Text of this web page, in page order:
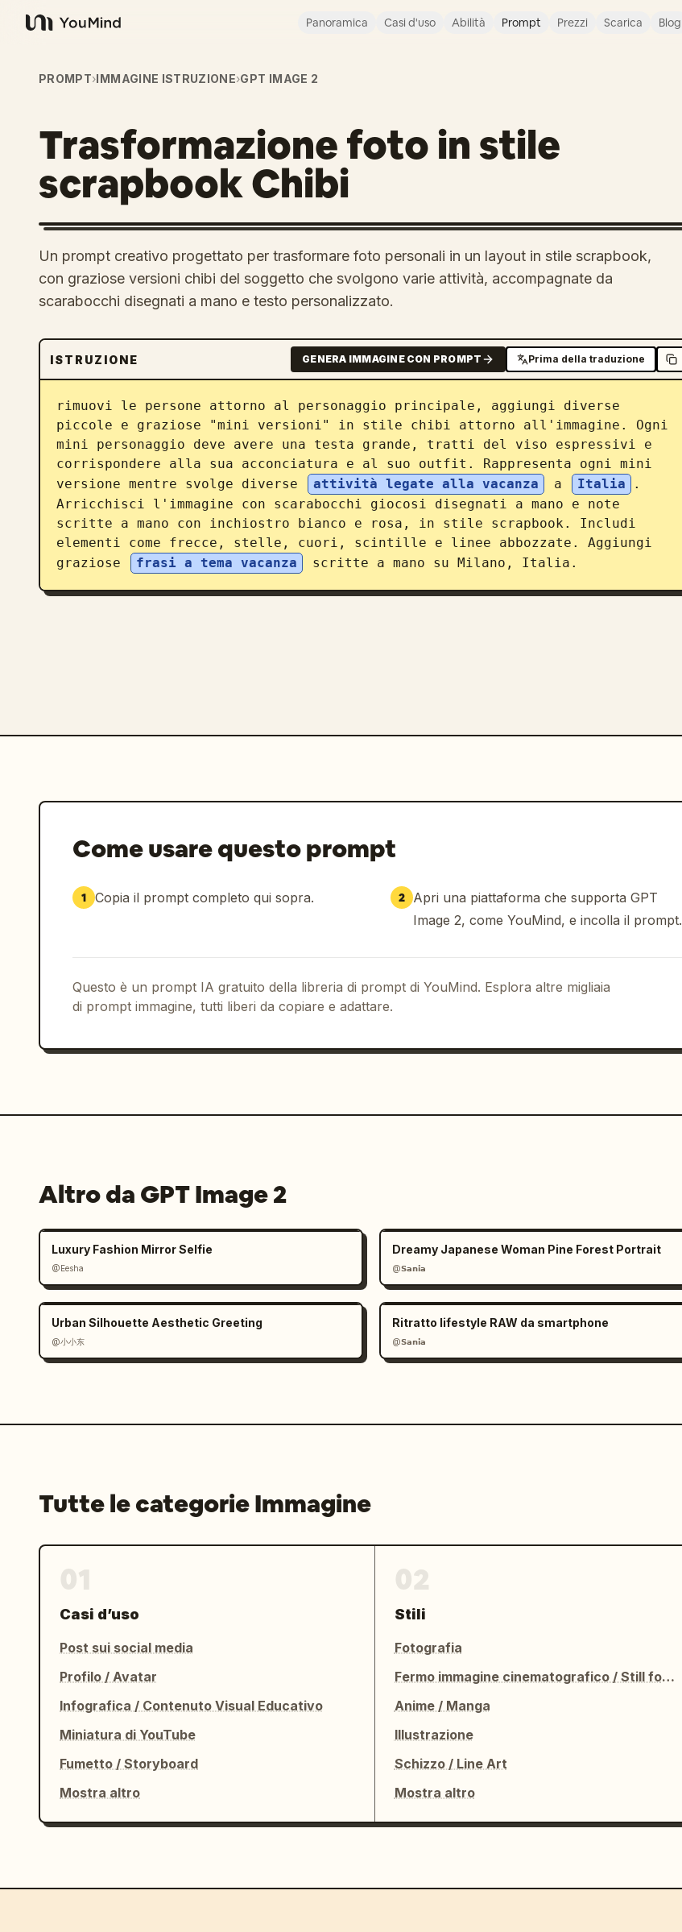
YouMind
Panoramica Casi d'uso Abilità Prompt Prezzi Scarica Blog
PROMPT›IMMAGINE ISTRUZIONE›GPT IMAGE 2
Trasformazione foto in stile
scrapbook Chibi
Un prompt creativo progettato per trasformare foto personali in un layout in stile scrapbook,
con graziose versioni chibi del soggetto che svolgono varie attività, accompagnate da
scarabocchi disegnati a mano e testo personalizzato.
ISTRUZIONE GENERA IMMAGINE CON PROMPT Prima della traduzione
rimuovi le persone attorno al personaggio principale, aggiungi diverse
piccole e graziose "mini versioni" in stile chibi attorno all'immagine. Ogni
mini personaggio deve avere una testa grande, tratti del viso espressivi e
corrispondere alla sua acconciatura e al suo outfit. Rappresenta ogni mini
versione mentre svolge diverse
attività legate alla vacanza a Italia
.
Arricchisci l'immagine con scarabocchi giocosi disegnati a mano e note
scritte a mano con inchiostro bianco e rosa, in stile scrapbook. Includi
elementi come frecce, stelle, cuori, scintille e linee abbozzate. Aggiungi
graziose
frasi a tema vacanza scritte a mano su Milano, Italia.
Come usare questo prompt
1 Copia il prompt completo qui sopra. 2 Apri una piattaforma che supporta GPT
Image 2, come YouMind, e incolla il prompt.
Questo è un prompt IA gratuito della libreria di prompt di YouMind. Esplora altre migliaia
di prompt immagine, tutti liberi da copiare e adattare.
Altro da GPT Image 2
Luxury Fashion Mirror Selfie
@Eesha
Dreamy Japanese Woman Pine Forest Portrait
@𝗦𝗮𝗻𝗶𝗮
Urban Silhouette Aesthetic Greeting
@小小东
Ritratto lifestyle RAW da smartphone
@𝗦𝗮𝗻𝗶𝗮
Tutte le categorie Immagine
Casi d’uso
Post sui social media
Profilo / Avatar
Infografica / Contenuto Visual Educativo
Miniatura di YouTube
Fumetto / Storyboard
Mostra altro
Stili
Fotografia
Fermo immagine cinematografico / Still fotografico
Anime / Manga
Illustrazione
Schizzo / Line Art
Mostra altro